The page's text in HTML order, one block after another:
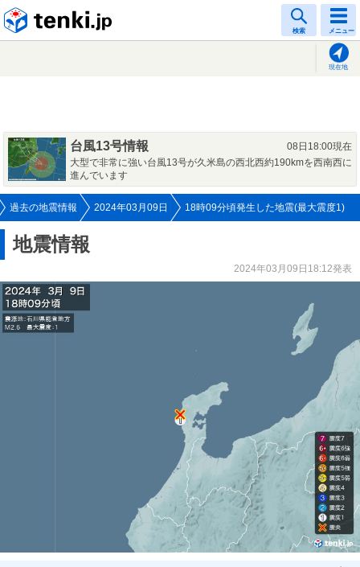
検索 メニュー
現在地
台風13号情報
08日18:00現在
大型で非常に強い台風13号が久米島の西北西約190kmを西南西に
進んでいます
過去の地震情報 2024年03月09日 18時09分頃発生した地震(最大震度1)
地震情報
2024年03月09日18:12発表